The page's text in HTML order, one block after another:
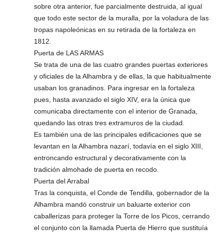
sobre otra anterior, fue parcialmente destruida, al igual
que todo este sector de la muralla, por la voladura de las
tropas napoleónicas en su retirada de la fortaleza en
1812.
Puerta de LAS ARMAS
Se trata de una de las cuatro grandes puertas exteriores
y oficiales de la Alhambra y de ellas, la que habitualmente
usaban los granadinos. Para ingresar en la fortaleza
pues, hasta avanzado el siglo XIV, era la única que
comunicaba directamente con el interior de Granada,
quedando las otras tres extramuros de la ciudad.
Es también una de las principales edificaciones que se
levantan en la Alhambra nazarí, todavía en el siglo XIII,
entroncando estructural y decorativamente con la
tradición almohade de puerta en recodo.
Puerta del Arrabal
Tras la conquista, el Conde de Tendilla, gobernador de la
Alhambra mandó construir un baluarte exterior con
caballerizas para proteger la Torre de los Picos, cerrando
el conjunto con la llamada Puerta de Hierro que sustituía